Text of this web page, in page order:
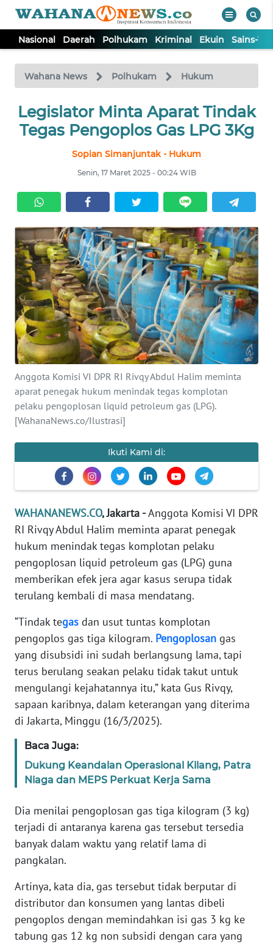
Nasional Daerah Polhukam Kriminal Ekuin Sains-
Wahana News Polhukam Hukum
Legislator Minta Aparat Tindak
Tegas Pengoplos Gas LPG 3Kg
Sopian Simanjuntak - Hukum
Senin, 17 Maret 2025 - 00:24 WIB
Anggota Komisi VI DPR RI Rivqy Abdul Halim meminta
aparat penegak hukum menindak tegas komplotan
pelaku pengoplosan liquid petroleum gas (LPG).
[WahanaNews.co/Ilustrasi]
Ikuti Kami di:
WAHANANEWS.CO, Jakarta -Anggota Komisi VI DPR
RI Rivqy Abdul Halim meminta aparat penegak
hukum menindak tegas komplotan pelaku
pengoplosan liquid petroleum gas (LPG) guna
memberikan efek jera agar kasus serupa tidak
terulang kembali di masa mendatang.
“Tindak tegas dan usut tuntas komplotan
pengoplos gas tiga kilogram. Pengoplosan gas
yang disubsidi ini sudah berlangsung lama, tapi
terus berulang seakan pelaku tidak takut untuk
mengulangi kejahatannya itu,” kata Gus Rivqy,
sapaan karibnya, dalam keterangan yang diterima
di Jakarta, Minggu (16/3/2025).
Baca Juga:
Dukung Keandalan Operasional Kilang, Patra
Niaga dan MEPS Perkuat Kerja Sama
Dia menilai pengoplosan gas tiga kilogram (3 kg)
terjadi di antaranya karena gas tersebut tersedia
banyak dalam waktu yang relatif lama di
pangkalan.
Artinya, kata dia, gas tersebut tidak berputar di
distributor dan konsumen yang lantas dibeli
pengoplos dengan memindahkan isi gas 3 kg ke
tabung gas 12 kg non subsidi dengan cara yang
TV
Tutup
NASIONAL
KRIMINAL
EKUIN
SAINS-TEKNO
KESEHATAN
INTERNASIONAL
SERBA-SERBI
PENDIDIKAN
EDITORIAL
Informasi
INDEKS
BERITA
KONTAK
KAMI
INFO
TENTANG
KAMI
PEDOMAN
MEDIA
SIBER
REDAKSI
KARIR
DISCLAIMER
News
Regional